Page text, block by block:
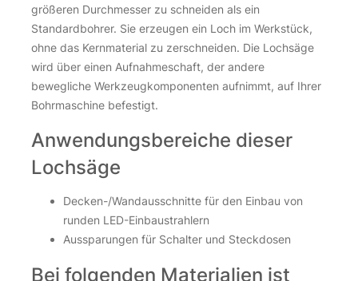
größeren Durchmesser zu schneiden als ein
Standardbohrer. Sie erzeugen ein Loch im Werkstück,
ohne das Kernmaterial zu zerschneiden. Die Lochsäge
wird über einen Aufnahmeschaft, der andere
bewegliche Werkzeugkomponenten aufnimmt, auf Ihrer
Bohrmaschine befestigt.
Anwendungsbereiche dieser
Lochsäge
Decken-/Wandausschnitte für den Einbau von
runden LED-Einbaustrahlern
Aussparungen für Schalter und Steckdosen
Bei folgenden Materialien ist